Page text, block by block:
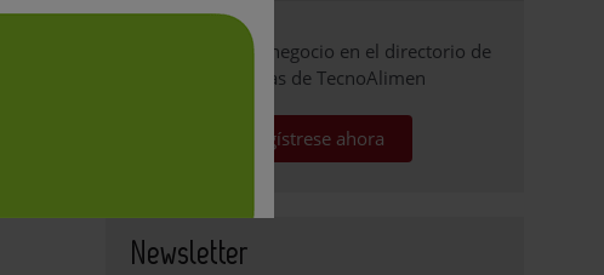
Promocione su negocio en el directorio de
empresas de TecnoAlimen
Regístrese ahora
Newsletter